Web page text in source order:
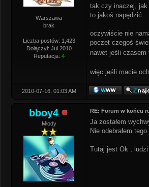
Warszawa
brak
Liczba postów: 1,423
Dołączył: Jul 2010
Reputacja: 4
tak czy inaczej, jak
to jakoś napędzić...
oczywiście nie
poczet czegoś
nawet jeśli
więc jeśli macie
2010-07-16, 01:03 AM
bboy4
Młody
RE: Forum w końcu
Ja zostałem
Nie odebrałem
Tutaj jest Ok ,